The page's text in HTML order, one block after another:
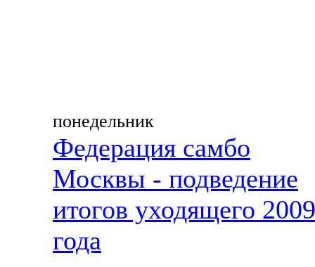
понедельник
Федерация самбо
Москвы - подведение
итогов уходящего 2009
года